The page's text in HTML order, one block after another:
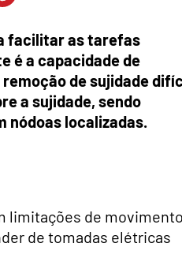
facilitar as tarefas
é a capacidade de
de sujidade
a sujidade, sendo
nódoas localizadas.
limitações de movimento.
de tomadas elétricas